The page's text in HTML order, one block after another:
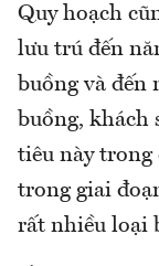
Quy hoạch
lưu trú đến
buồng và đến
buồng, khách
tiêu này
trong giai
rất nhiều loại